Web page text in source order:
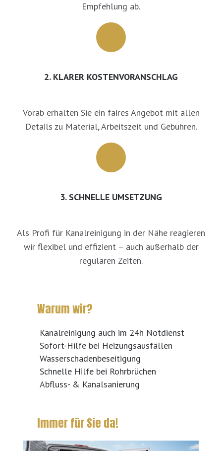
Empfehlung ab.
2. KLARER KOSTENVORANSCHLAG
Vorab erhalten Sie ein faires Angebot mit allen
Details zu Material, Arbeitszeit und Gebühren.
3. SCHNELLE UMSETZUNG
Als Profi für Kanalreinigung in der Nähe reagieren
wir flexibel und effizient – auch außerhalb der
regulären Zeiten.
Warum wir?
Kanalreinigung auch im 24h Notdienst
Sofort-Hilfe bei Heizungsausfällen
Wasserschadenbeseitigung
Schnelle Hilfe bei Rohrbrüchen
Abfluss- & Kanalsanierung
Immer für Sie da!